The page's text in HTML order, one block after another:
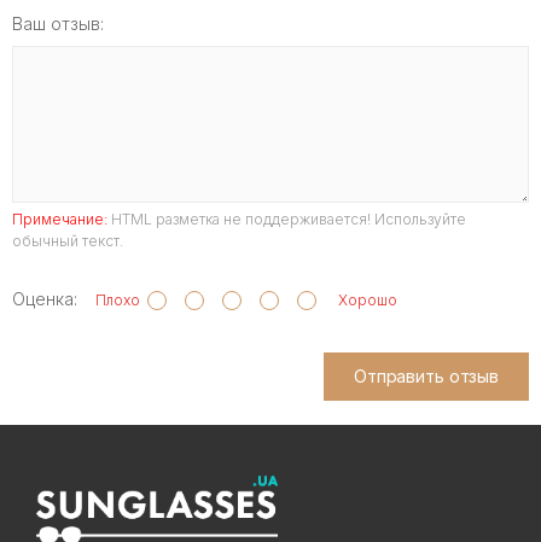
Ваш отзыв:
Примечание: HTML разметка не поддерживается! Используйте
обычный текст.
Оценка: Плохо Хорошо
Отправить отзыв